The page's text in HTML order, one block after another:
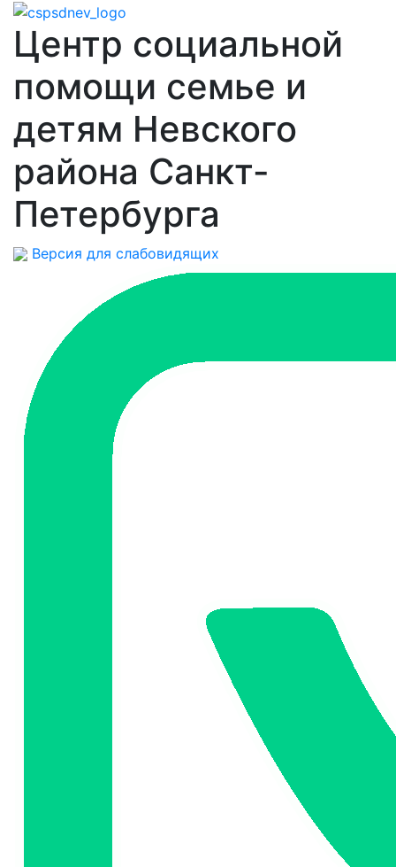
Центр социальной
помощи семье и
детям Невского
района Санкт-
Петербурга
Версия для слабовидящих